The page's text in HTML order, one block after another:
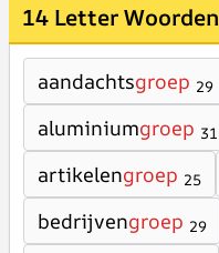
14 Letter Woorden
aandachtsgroep 29
aluminiumgroep 31
artikelengroep 25
bedrijvengroep 29